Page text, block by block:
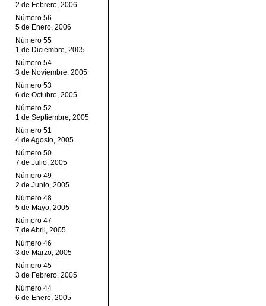
2 de Febrero, 2006
Número 56
5 de Enero, 2006
Número 55
1 de Diciembre, 2005
Número 54
3 de Noviembre, 2005
Número 53
6 de Octubre, 2005
Número 52
1 de Septiembre, 2005
Número 51
4 de Agosto, 2005
Número 50
7 de Julio, 2005
Número 49
2 de Junio, 2005
Número 48
5 de Mayo, 2005
Número 47
7 de Abril, 2005
Número 46
3 de Marzo, 2005
Número 45
3 de Febrero, 2005
Número 44
6 de Enero, 2005